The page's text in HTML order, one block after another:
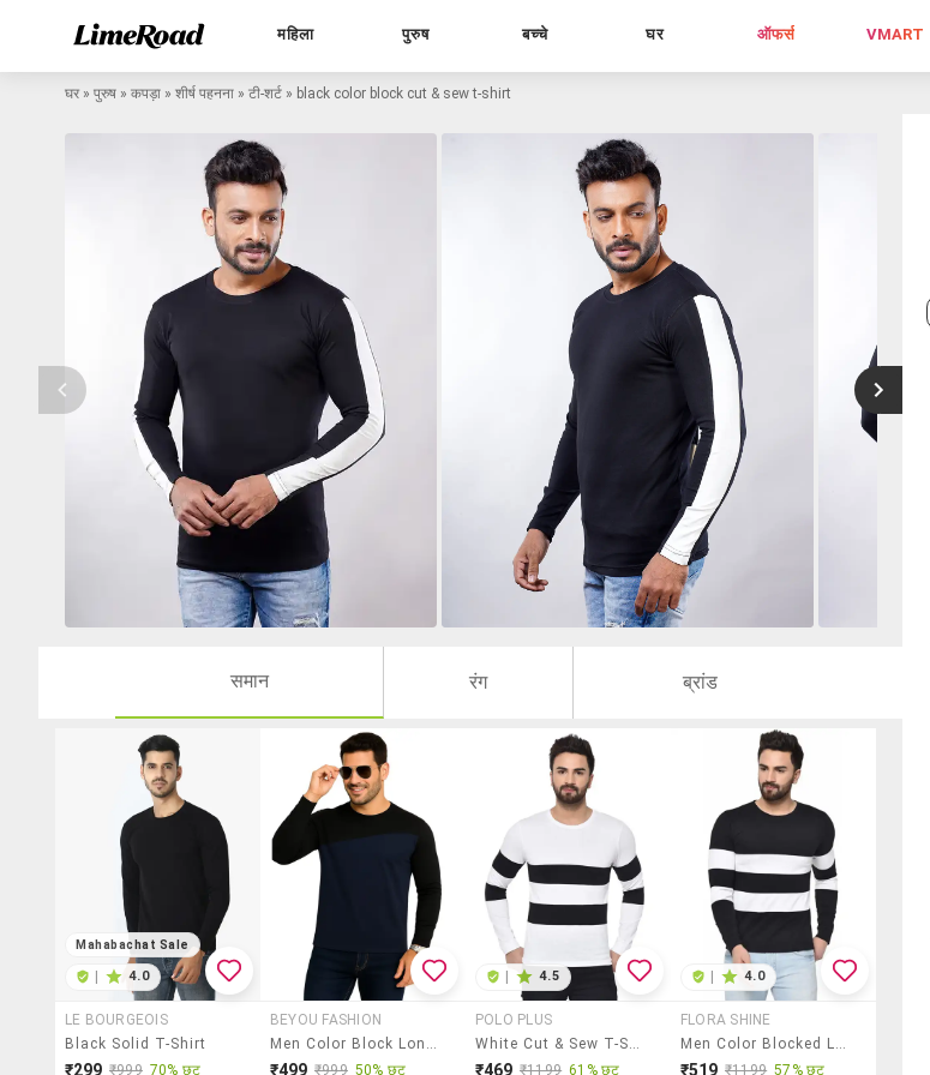
महिला पुरुष बच्चे घर ऑफर्स VMART
घर » पुरुष » कपड़ा » शीर्ष पहनना » टी-शर्ट » black color block cut & sew t-shirt
समान रंग ब्रांड
Mahabachat Sale
4.0
LE BOURGEOIS
Black Solid T-Shirt
₹299 ₹999 70% छूट
BEYOU FASHION
Men Color Block Long Sleeve Regular Fit T-Shirt
₹499 ₹999 50% छूट
4.5
POLO PLUS
White Cut & Sew T-Shirt
₹469 ₹1199 61% छूट
4.0
FLORA SHINE
Men Color Blocked Long Sleeve Slim Fit T-Shirt
₹519 ₹1199 57% छूट